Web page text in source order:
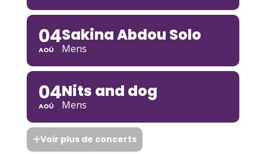
04
AOÛ
Sakina Abdou Solo
Mens
04
AOÛ
Nits and dog
Mens
Voir plus de concerts